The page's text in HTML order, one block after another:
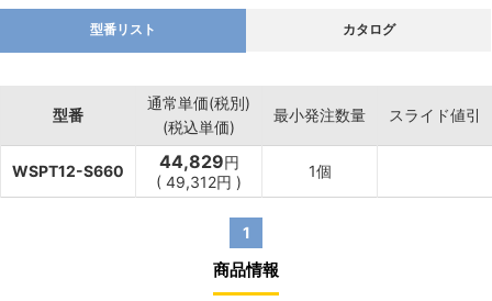
型番リスト カタログ
型番
通常単価(税別)
(税込単価)
最小発注数量 スライド値引
WSPT12-S660 44,829円
( 49,312円 )
1個
1
商品情報